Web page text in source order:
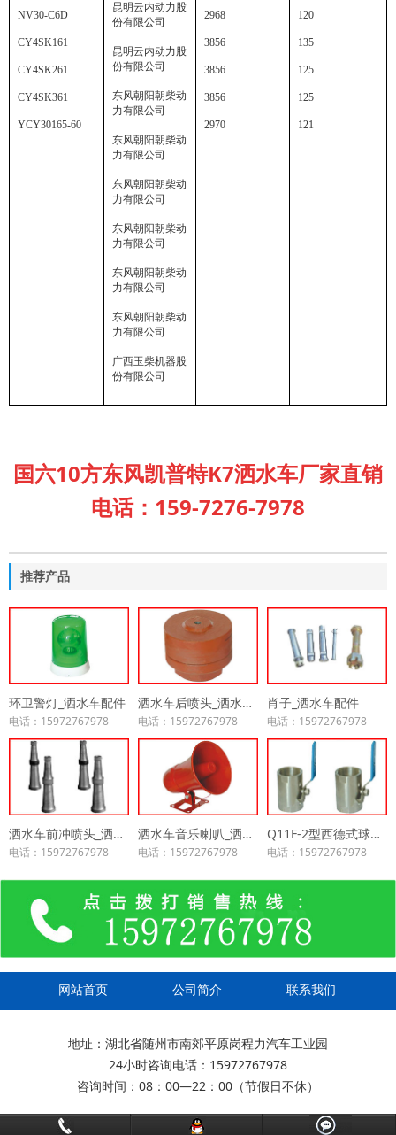
NV30-C6D
CY4SK161
CY4SK261
CY4SK361
YCY30165-60
昆明云内动力股
份有限公司
昆明云内动力股
份有限公司
东风朝阳朝柴动
力有限公司
东风朝阳朝柴动
力有限公司
东风朝阳朝柴动
力有限公司
东风朝阳朝柴动
力有限公司
东风朝阳朝柴动
力有限公司
东风朝阳朝柴动
力有限公司
广西玉柴机器股
份有限公司
2968
3856
3856
3856
2970
120
135
125
125
121
国六10方东风凯普特K7洒水车厂家直销
电话：159-7276-7978
推荐产品
环卫警灯_洒水车配件
电话：15972767978
洒水车后喷头_洒水车配件
电话：15972767978
肖子_洒水车配件
电话：15972767978
洒水车前冲喷头_洒水车配件
电话：15972767978
洒水车音乐喇叭_洒水车配件
电话：15972767978
Q11F-2型西德式球阀_洒水车配件
电话：15972767978
网站首页 公司简介 联系我们
地址：湖北省随州市南郊平原岗程力汽车工业园
24小时咨询电话：15972767978
咨询时间：08：00—22：00（节假日不休）